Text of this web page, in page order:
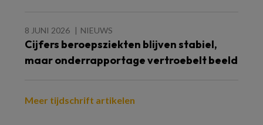
8 JUNI 2026 NIEUWS
Cijfers beroepsziekten blijven stabiel,
maar onderrapportage vertroebelt beeld
Meer tijdschrift artikelen